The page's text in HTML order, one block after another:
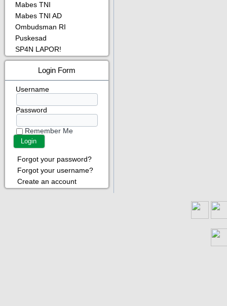
Mabes TNI
Mabes TNI AD
Ombudsman RI
Puskesad
SP4N LAPOR!
Login Form
Username
Password
Remember Me
Forgot your password?
Forgot your username?
Create an account